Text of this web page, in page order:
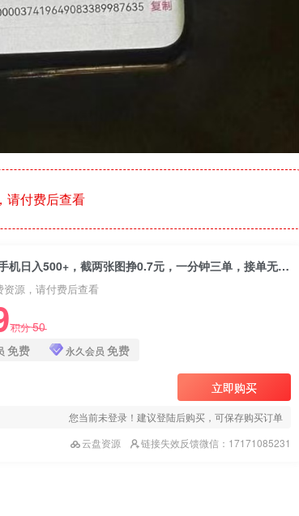
请付费后查看
零门槛一部手机日入500+，截两张图挣0.7元，一分钟三单，接单无上限
资源，请付费后查看
积分50
免费 永久会员 免费
立即购买
您当前未登录！建议登陆后购买，可保存购买订单
云盘资源
链接失效反馈微信：17171085231